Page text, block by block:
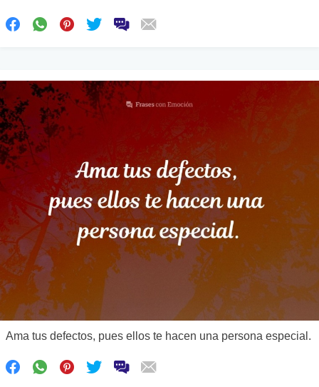
Ama tus defectos, pues ellos te hacen una persona especial.